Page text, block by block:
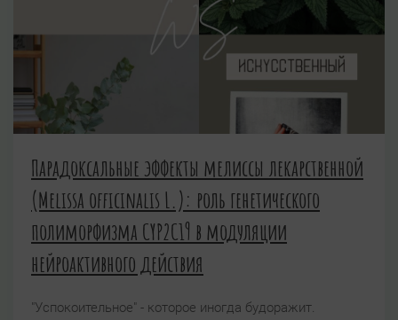
Парадоксальные эффекты мелиссы лекарственной
(Melissa officinalis L.): роль генетического
полиморфизма CYP2C19 в модуляции
нейроактивного действия
"Успокоительное" - которое иногда будоражит.